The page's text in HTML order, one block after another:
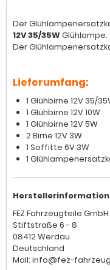
Der
12V 35/35WGlühlampe.
Der
Lieferumfang:
1 Glühbirne 12V 35/
1 Glühbirne 12V 10W
1 Glühbirne 12V 5W
2 Birne 12V 3W
1 Soffitte 6V 3W
1
FEZ Fahrzeugteile GmbH
Stiftstraße 6 - 8
08412 Werdau
Deutschland
Mail: info@fez-